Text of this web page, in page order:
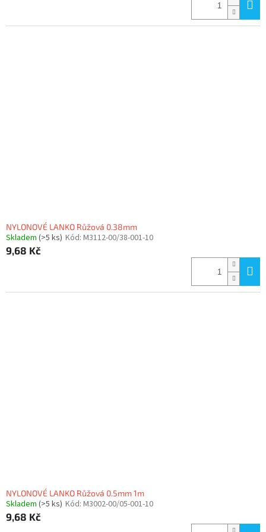
NYLONOVÉ LANKO Růžová 0.38mm
Skladem (>5 ks) Kód: M3112-00/38-001-10
9,68 Kč
NYLONOVÉ LANKO Růžová 0.5mm 1m
Skladem (>5 ks) Kód: M3002-00/05-001-10
9,68 Kč